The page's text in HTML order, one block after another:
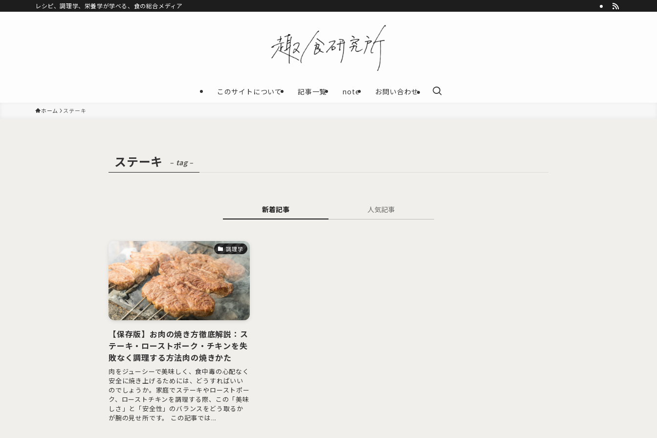
レシピ、調理学、栄養学が学べる、食の総合メディア
このサイトについて 記事一覧 note お問い合わせ
ホーム ステーキ
ステーキ – tag –
新着記事 人気記事
調理学
【保存版】お肉の焼き方徹底解説：ス
テーキ・ローストポーク・チキンを失
敗なく調理する方法肉の焼きかた
肉をジューシーで美味しく、食中毒の心配なく
安全に焼き上げるためには、どうすればいい
のでしょうか。家庭でステーキやローストポー
ク、ローストチキンを調理する際、この「美味
しさ」と「安全性」のバランスをどう取るか
が腕の見せ所です。 この記事では...